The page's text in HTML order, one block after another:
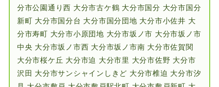
分市公園通り西 大分市古ケ鶴 大分市国分 大分市国分
新町 大分市国分台 大分市国分団地 大分市小佐井 大
分市寿町 大分市小原団地 大分市坂ノ市 大分市坂ノ市
中央 大分市坂ノ市西 大分市坂ノ市南 大分市佐賀関
大分市桜ケ丘 大分市迫 大分市里 大分市佐野 大分市
沢田 大分市サンシャインしきど 大分市椎迫 大分市汐